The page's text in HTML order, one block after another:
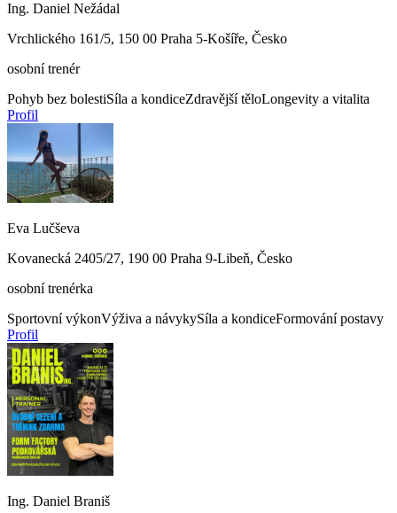
Ing. Daniel Nežádal
Vrchlického 161/5, 150 00 Praha 5-Košíře, Česko
osobní trenér
Pohyb bez bolestiSíla a kondiceZdravější těloLongevity a vitalita
Profil
Eva Lučševa
Kovanecká 2405/27, 190 00 Praha 9-Libeň, Česko
osobní trenérka
Sportovní výkonVýživa a návykySíla a kondiceFormování postavy
Profil
Ing. Daniel Braniš